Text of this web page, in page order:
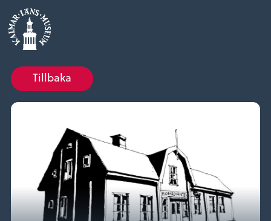
Tillbaka